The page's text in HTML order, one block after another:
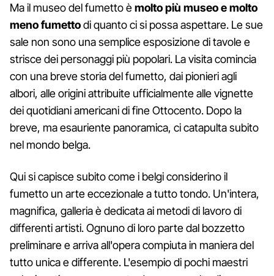
Ma il museo del fumetto èmolto più museo e molto
meno fumettodi quanto ci si possa aspettare. Le sue
sale non sono una semplice esposizione di tavole e
strisce dei personaggi più popolari. La visita comincia
con una breve storia del fumetto, dai pionieri agli
albori, alle origini attribuite ufficialmente alle vignette
dei quotidiani americani di fine Ottocento. Dopo la
breve, ma esauriente panoramica, ci catapulta subito
nel mondo belga.
Qui si capisce subito come i belgi considerino il
fumetto un arte eccezionale a tutto tondo. Un'intera,
magnifica, galleria è dedicata ai metodi di lavoro di
differenti artisti. Ognuno di loro parte dal bozzetto
preliminare e arriva all'opera compiuta in maniera del
tutto unica e differente. L'esempio di pochi maestri